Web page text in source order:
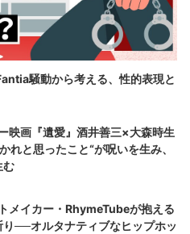
騒動から考える、性的表現と
映画『遺愛』酒井善三×大森時生
れと思ったこと“が呪いを生み、
む
メイカー・RhymeTubeが抱える
り──オルタナティブなヒップホッ